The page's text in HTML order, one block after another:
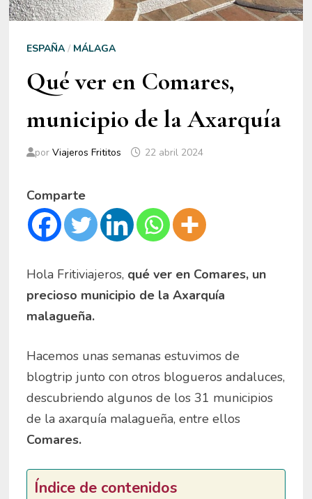
ESPAÑA/ MÁLAGA
Qué ver en Comares,
municipio de la Axarquía
por Viajeros Frititos 22 abril 2024
Comparte
Hola Fritiviajeros, qué ver en Comares, un
precioso municipio de la Axarquía
malagueña.
Hacemos unas semanas estuvimos de
blogtrip junto con otros blogueros andaluces,
descubriendo algunos de los 31 municipios
de la axarquía malagueña, entre ellos
Comares.
Índice de contenidos